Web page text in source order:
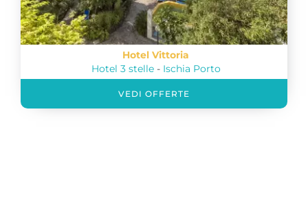
Hotel Vittoria
Hotel 3 stelle- Ischia Porto
VEDI OFFERTE